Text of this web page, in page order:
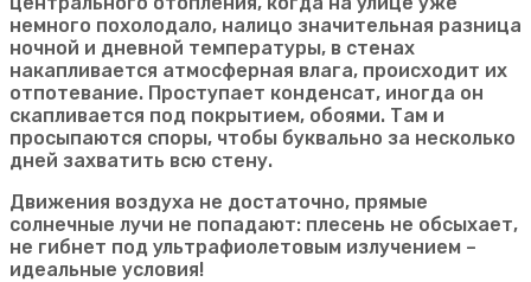
немного похолодало, налицо значительная разница
ночной и дневной температуры, в стенах
накапливается атмосферная влага, происходит их
отпотевание. Проступает конденсат, иногда он
скапливается под покрытием, обоями. Там и
просыпаются споры, чтобы буквально за несколько
дней захватить всю стену.
Движения воздуха не достаточно, прямые
солнечные лучи не попадают: плесень не обсыхает,
не гибнет под ультрафиолетовым излучением –
идеальные условия!